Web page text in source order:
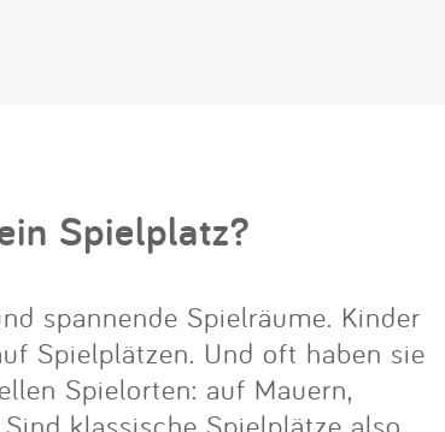
Spielplatz?
spannende Spielräume. Kinder
Spielplätzen. Und oft haben sie
Spielorten: auf Mauern,
klassische Spielplätze also